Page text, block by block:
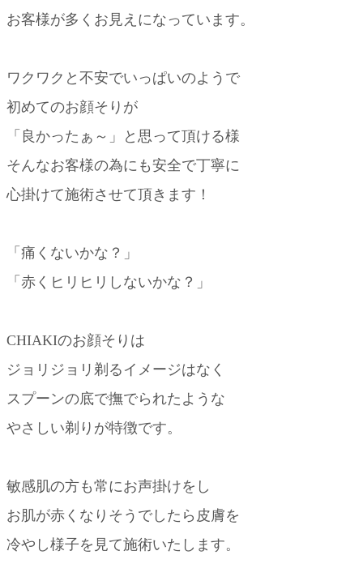
お客様が多くお見えになっています。
ワクワクと不安でいっぱいのようで
初めてのお顔そりが
「良かったぁ～」と思って頂ける様
そんなお客様の為にも安全で丁寧に
心掛けて施術させて頂きます！
「痛くないかな？」
「赤くヒリヒリしないかな？」
CHIAKIのお顔そりは
ジョリジョリ剃るイメージはなく
スプーンの底で撫でられたような
やさしい剃りが特徴です。
敏感肌の方も常にお声掛けをし
お肌が赤くなりそうでしたら皮膚を
冷やし様子を見て施術いたします。